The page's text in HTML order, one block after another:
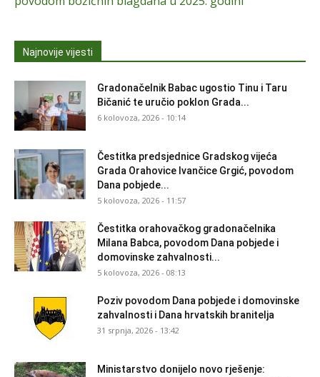
Najnovije vijesti
Gradonačelnik Babac ugostio Tinu i Taru
Bičanić te uručio poklon Grada...
6 kolovoza, 2026 - 10:14
Čestitka predsjednice Gradskog vijeća
Grada Orahovice Ivančice Grgić, povodom
Dana pobjede...
5 kolovoza, 2026 - 11:57
Čestitka orahovačkog gradonačelnika
Milana Babca, povodom Dana pobjede i
domovinske zahvalnosti...
5 kolovoza, 2026 - 08:13
Poziv povodom Dana pobjede i domovinske
zahvalnosti i Dana hrvatskih branitelja
31 srpnja, 2026 - 13:42
Ministarstvo donijelo novo rješenje: